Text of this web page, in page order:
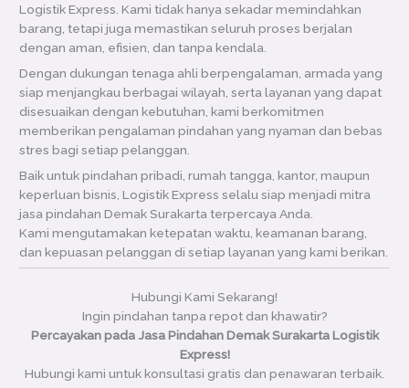
Logistik Express. Kami tidak hanya sekadar memindahkan
barang, tetapi juga memastikan seluruh proses berjalan
dengan aman, efisien, dan tanpa kendala.
Dengan dukungan tenaga ahli berpengalaman, armada yang
siap menjangkau berbagai wilayah, serta layanan yang dapat
disesuaikan dengan kebutuhan, kami berkomitmen
memberikan pengalaman pindahan yang nyaman dan bebas
stres bagi setiap pelanggan.
Baik untuk pindahan pribadi, rumah tangga, kantor, maupun
keperluan bisnis, Logistik Express selalu siap menjadi mitra
jasa pindahan Demak Surakarta terpercaya Anda.
Kami mengutamakan ketepatan waktu, keamanan barang,
dan kepuasan pelanggan di setiap layanan yang kami berikan.
Hubungi Kami Sekarang!
Ingin pindahan tanpa repot dan khawatir?
Percayakan pada Jasa Pindahan Demak Surakarta Logistik
Express!
Hubungi kami untuk konsultasi gratis dan penawaran terbaik.